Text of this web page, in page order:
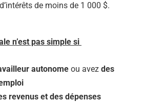
de moins de 1 000 $.
n’est pas simple si
autonome ou avez des
revenus et des dépenses